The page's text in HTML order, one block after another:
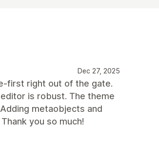
Dec 27, 2025
first right out of the gate.
is robust. The theme
metaobjects and
you so much!